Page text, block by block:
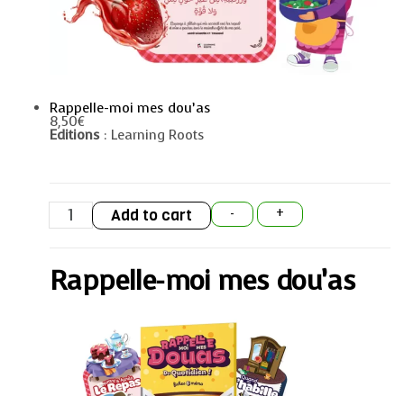
Rappelle-moi mes dou’as
8,50€
Editions : Learning Roots
-
Rappelle-
moi
mes
+
Add to cart
Rappelle-moi mes dou’as